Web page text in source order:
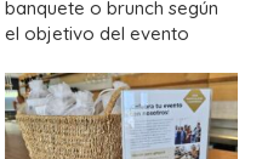
banquete o brunch según
el objetivo del evento